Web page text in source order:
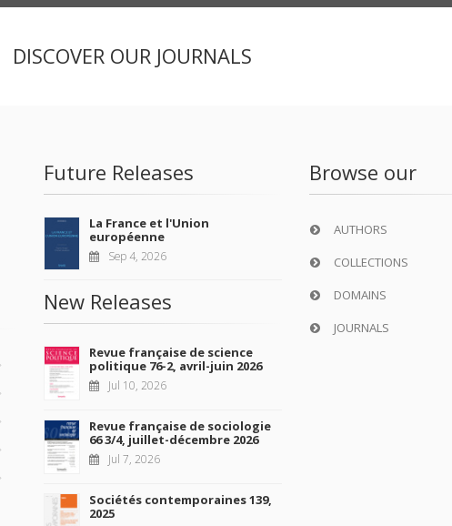
DISCOVER OUR JOURNALS
Future Releases
La France et l'Union
européenne
Sep 4, 2026
New Releases
Revue française de science
politique 76-2, avril-juin 2026
Jul 10, 2026
Revue française de sociologie
66 3/4, juillet-décembre 2026
Jul 7, 2026
Sociétés contemporaines 139,
2025
Browse our
AUTHORS
COLLECTIONS
DOMAINS
JOURNALS